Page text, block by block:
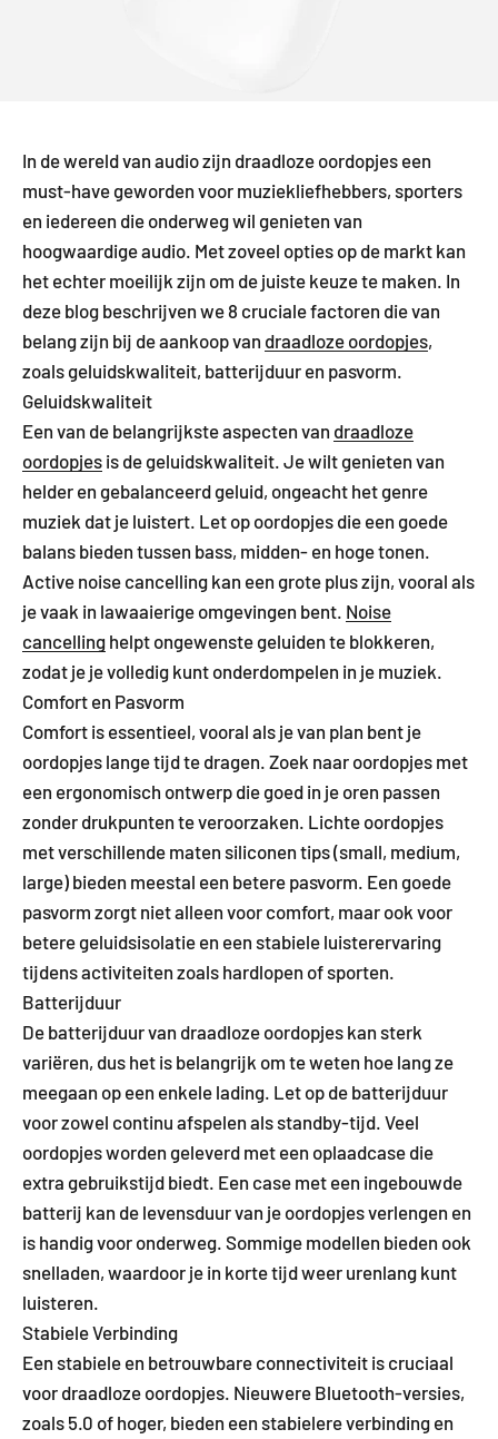
In de wereld van audio zijn draadloze oordopjes een
must-have geworden voor muziekliefhebbers, sporters
en iedereen die onderweg wil genieten van
hoogwaardige audio. Met zoveel opties op de markt kan
het echter moeilijk zijn om de juiste keuze te maken. In
deze blog beschrijven we 8 cruciale factoren die van
belang zijn bij de aankoop van draadloze oordopjes,
zoals geluidskwaliteit, batterijduur en pasvorm.
Geluidskwaliteit
Een van de belangrijkste aspecten van draadloze
oordopjes is de geluidskwaliteit. Je wilt genieten van
helder en gebalanceerd geluid, ongeacht het genre
muziek dat je luistert. Let op oordopjes die een goede
balans bieden tussen bass, midden- en hoge tonen.
Active noise cancelling kan een grote plus zijn, vooral als
je vaak in lawaaierige omgevingen bent. Noise
cancelling helpt ongewenste geluiden te blokkeren,
zodat je je volledig kunt onderdompelen in je muziek.
Comfort en Pasvorm
Comfort is essentieel, vooral als je van plan bent je
oordopjes lange tijd te dragen. Zoek naar oordopjes met
een ergonomisch ontwerp die goed in je oren passen
zonder drukpunten te veroorzaken. Lichte oordopjes
met verschillende maten siliconen tips (small, medium,
large) bieden meestal een betere pasvorm. Een goede
pasvorm zorgt niet alleen voor comfort, maar ook voor
betere geluidsisolatie en een stabiele luisterervaring
tijdens activiteiten zoals hardlopen of sporten.
Batterijduur
De batterijduur van draadloze oordopjes kan sterk
variëren, dus het is belangrijk om te weten hoe lang ze
meegaan op een enkele lading. Let op de batterijduur
voor zowel continu afspelen als standby-tijd. Veel
oordopjes worden geleverd met een oplaadcase die
extra gebruikstijd biedt. Een case met een ingebouwde
batterij kan de levensduur van je oordopjes verlengen en
is handig voor onderweg. Sommige modellen bieden ook
snelladen, waardoor je in korte tijd weer urenlang kunt
luisteren.
Stabiele Verbinding
Een stabiele en betrouwbare connectiviteit is cruciaal
voor draadloze oordopjes. Nieuwere Bluetooth-versies,
zoals 5.0 of hoger, bieden een stabielere verbinding en